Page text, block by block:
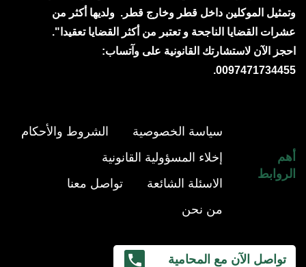
وتمثيل الموكلين داخل قطر وخارج قطر. ولديها أكثر من
عشرات القضايا الناجحة و تعتبر من أكثر القضايا تعقيدا".
احجز الآن لاستشارتك القانونية على وآتساب:
0097471734455.
أهم
الروابط
سياسة الخصوصية
الشروط والأحكام
إخلاء المسؤولية القانونية
الاسئلة الشائعة
تواصل معنا
من نحن
تواصل الآن مع المحامية